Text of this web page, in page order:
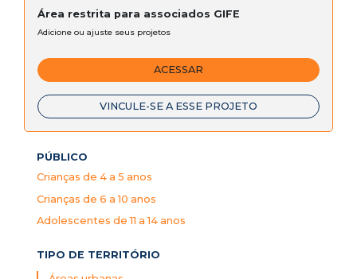
Área restrita para associados GIFE
Adicione ou ajuste seus projetos
ACESSAR
VINCULE-SE A ESSE PROJETO
PÚBLICO
Crianças de 4 a 5 anos
Crianças de 6 a 10 anos
Adolescentes de 11 a 14 anos
TIPO DE TERRITÓRIO